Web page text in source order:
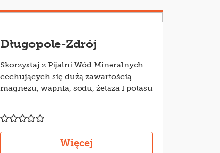
Długopole-Zdrój
Skorzystaj z Pijalni Wód Mineralnych
cechujących się dużą zawartością
magnezu, wapnia, sodu, żelaza i potasu
Więcej